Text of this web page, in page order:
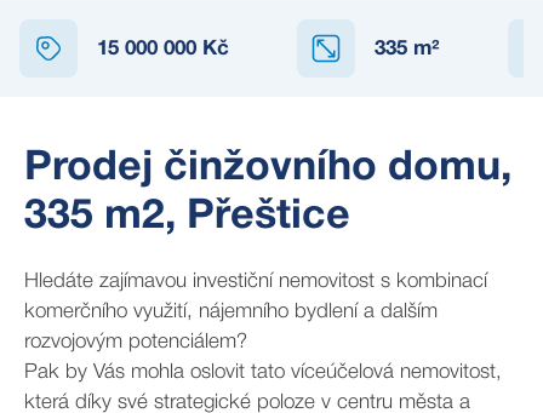
15 000 000 Kč 335 m²
Prodej činžovního domu,
335 m2, Přeštice
Hledáte zajímavou investiční nemovitost s kombinací
komerčního využití, nájemního bydlení a dalším
rozvojovým potenciálem?
Pak by Vás mohla oslovit tato víceúčelová nemovitost,
která díky své strategické poloze v centru města a